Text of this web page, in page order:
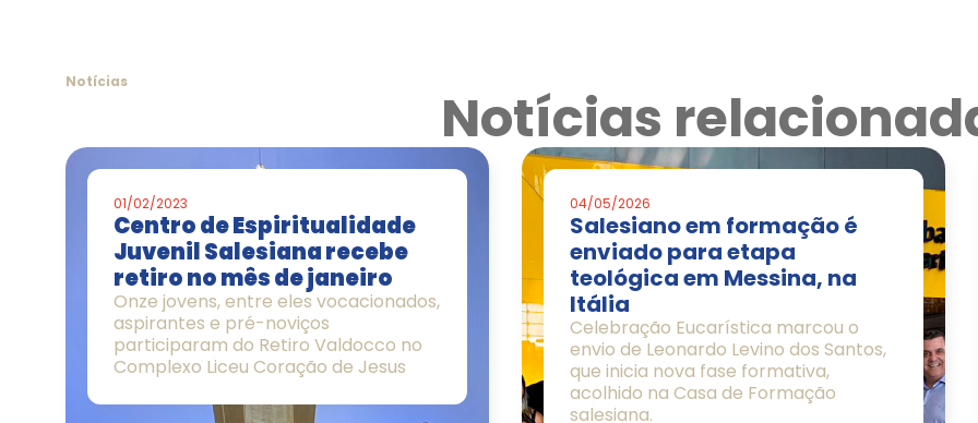
Notícias
Notícias
01/02/2023
Centro de Espiritualidade
Juvenil Salesiana recebe
retiro no mês de janeiro
Onze jovens, entre eles vocacionados,
aspirantes e pré-noviços
participaram do Retiro Valdocco no
Complexo Liceu Coração de Jesus
04/05/2026
Salesiano em formação é
enviado para etapa
teológica em Messina, na
Itália
Celebração Eucarística marcou o
envio de Leonardo Levino dos Santos,
que inicia nova fase formativa,
acolhido na Casa de Formação
salesiana.